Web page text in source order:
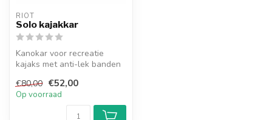
RIOT
Solo kajakkar
Kanokar voor recreatie
kajaks met anti-lek banden
€80,00 €52,00
Op voorraad